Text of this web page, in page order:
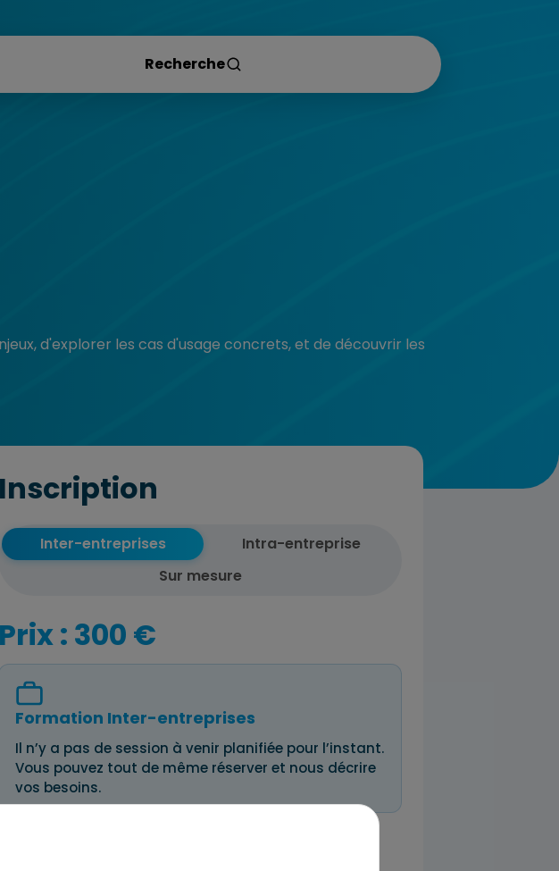
d'explorer les cas d'usage concrets, et de découvrir les
Inscription
Inter-entreprises
Intra-entreprise
Sur mesure
Prix : 300 €
Formation Inter-entreprises
Il n’y a pas de session à venir planifiée pour l’instant.
Vous pouvez tout de même réserver et nous décrire
vos besoins.